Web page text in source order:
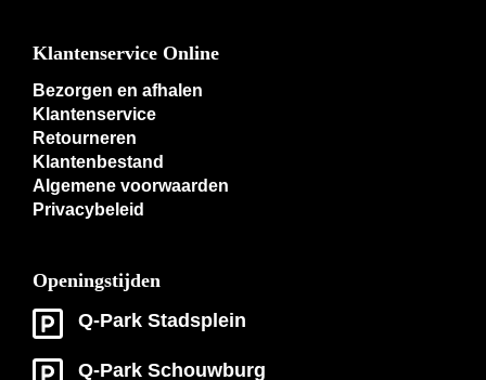
Klantenservice Online
Bezorgen en afhalen
Klantenservice
Retourneren
Klantenbestand
Algemene voorwaarden
Privacybeleid
Openingstijden
Q-Park Stadsplein
Q-Park Schouwburg